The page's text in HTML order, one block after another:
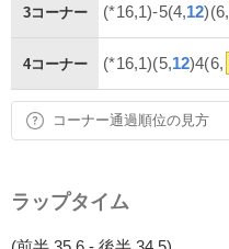
3コーナー (*16,1)-5(4,12)(6,
4コーナー (*16,1)(5,12)4(6,
コーナー通過順位の見方
ラップタイム